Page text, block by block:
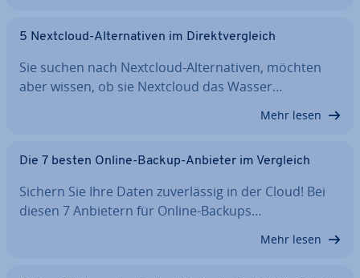
5 Nextcloud-Al­ter­na­ti­ven im Di­rekt­ver­gleich
Sie suchen nach Nextcloud-Al­ter­na­ti­ven, möchten
aber wissen, ob sie Nextcloud das Wasser…
Mehr lesen
Die 7 besten Online-Backup-Anbieter im Vergleich
Sichern Sie Ihre Daten zu­ver­läs­sig in der Cloud! Bei
diesen 7 Anbietern für Online-Backups…
Mehr lesen